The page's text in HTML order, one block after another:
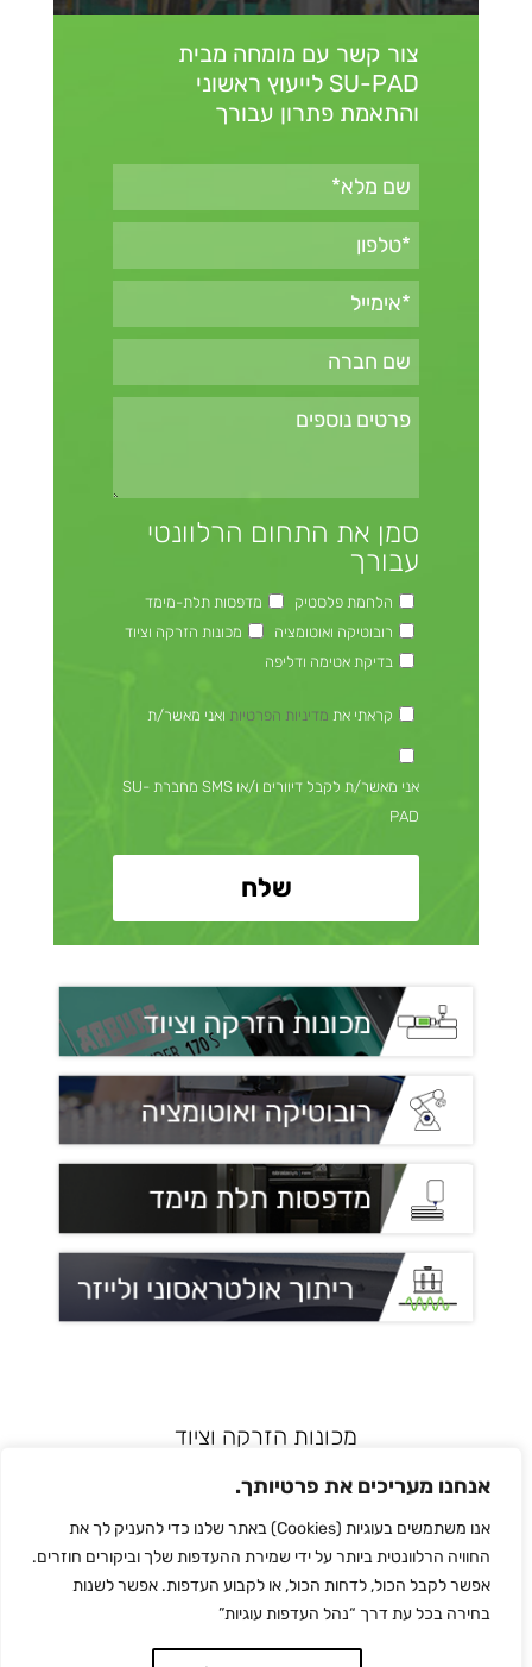
אנחנו מעריכים את פרטיותך.
אנו משתמשים בעוגיות (Cookies) באתר שלנו כדי להעניק לך את
החוויה הרלוונטית ביותר על ידי שמירת ההעדפות שלך וביקורים חוזרים.
אפשר לקבל הכול, לדחות הכול, או לקבוע העדפות. אפשר לשנות
בחירה בכל עת דרך “נהל העדפות עוגיות”
צור קשר עם מומחה מבית
SU-PAD לייעוץ ראשוני
והתאמת פתרון עבורך
סמן את התחום הרלוונטי
עבורך
הלחמת פלסטיק
מדפסות תלת-מימד
רובוטיקה ואוטומציה
מכונות הזרקה וציוד
בדיקת אטימה ודליפה
קראתי את מדיניות הפרטיות ואני מאשר/ת
אני מאשר/ת לקבל דיוורים ו/או SMS מחברת SU-
PAD
מכונות הזרקה וציוד
מדפסות תלת מימד
הלחמת פלסטיק
לכל המותגים
צור קשר